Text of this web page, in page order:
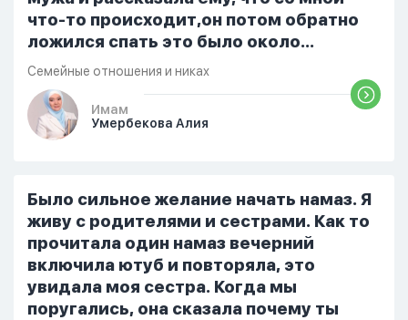
что-то происходит,он потом обратно
ложился спать это было около
одиннадцати вечера. Но я снова
разбудила его, сказав, что мне плохо.
Он ответил: «Я живу с больными». Мне
стало очень обидно, и я решила
проснулся и спросил, что случилось. И
я рассказала о своих проблемах. Затем
я сказала ему:...
Семейные отношения и никах
Имам
Умербекова Алия
Было сильное желание начать намаз. Я
живу с родителями и сестрами. Как то
прочитала один намаз вечерний
включила ютуб и повторяла, это
увидала моя сестра. Когда мы
поругались, она сказала почему ты